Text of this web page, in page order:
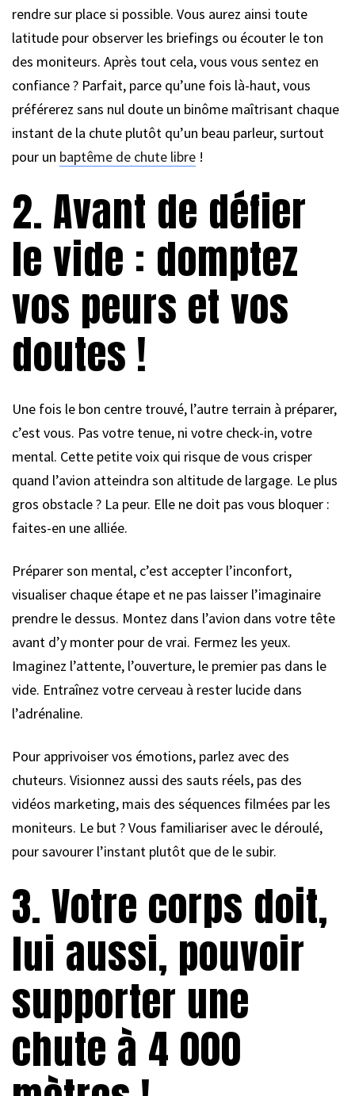
rendre sur place si possible. Vous aurez ainsi toute
latitude pour observer les briefings ou écouter le ton
des moniteurs. Après tout cela, vous vous sentez en
confiance ? Parfait, parce qu’une fois là-haut, vous
préférerez sans nul doute un binôme maîtrisant chaque
instant de la chute plutôt qu’un beau parleur, surtout
pour un baptême de chute libre !
2. Avant de défier
le vide : domptez
vos peurs et vos
doutes !
Une fois le bon centre trouvé, l’autre terrain à préparer,
c’est vous. Pas votre tenue, ni votre check-in, votre
mental. Cette petite voix qui risque de vous crisper
quand l’avion atteindra son altitude de largage. Le plus
gros obstacle ? La peur. Elle ne doit pas vous bloquer :
faites-en une alliée.
Préparer son mental, c’est accepter l’inconfort,
visualiser chaque étape et ne pas laisser l’imaginaire
prendre le dessus. Montez dans l’avion dans votre tête
avant d’y monter pour de vrai. Fermez les yeux.
Imaginez l’attente, l’ouverture, le premier pas dans le
vide. Entraînez votre cerveau à rester lucide dans
l’adrénaline.
Pour apprivoiser vos émotions, parlez avec des
chuteurs. Visionnez aussi des sauts réels, pas des
vidéos marketing, mais des séquences filmées par les
moniteurs. Le but ? Vous familiariser avec le déroulé,
pour savourer l’instant plutôt que de le subir.
3. Votre corps doit,
lui aussi, pouvoir
supporter une
chute à 4 000